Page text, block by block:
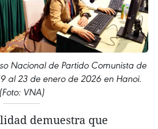
Nacional de Partido Comunista de
al 23 de enero de 2026 en Hanoi.
(Foto: VNA)
demuestra que